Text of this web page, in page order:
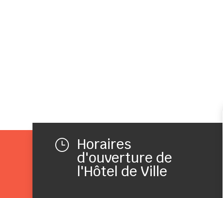
} Horaires
d'ouverture de
l'Hôtel de Ville